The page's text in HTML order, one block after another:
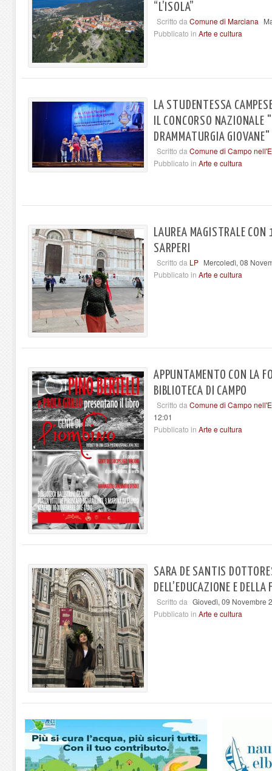
“L’ISOLA”
Scritto da Comune di Marciana
Pubblicato in Arte e cultura
LA STUDENTESSA
IL CONCORSO NAZIONALE
DRAMMATURGIA GIOVANE"
Scritto da Comune di Campo
Pubblicato in Arte e cultura
LAUREA MAGISTRALE CON
SARPERI
Scritto da LP Mercoledì, 08
Pubblicato in Arte e cultura
APPUNTAMENTO CON LA
BIBLIOTECA DI CAMPO
Scritto da Comune di Campo
12:01
Pubblicato in Arte e cultura
SARA DE SANTIS
DELL’EDUCAZIONE E
Scritto da Giovedì, 09 Novembre
Pubblicato in Arte e cultura